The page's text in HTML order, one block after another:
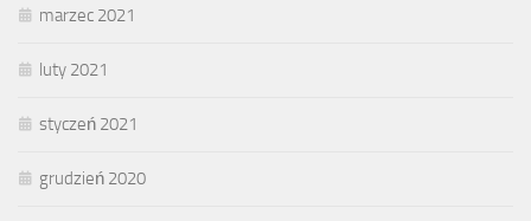
marzec 2021
luty 2021
styczeń 2021
grudzień 2020